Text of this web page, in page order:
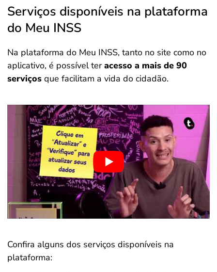
Serviços disponíveis na plataforma
do Meu INSS
Na plataforma do Meu INSS, tanto no site como no
aplicativo, é possível teracesso a mais de 90
serviços que facilitam a vida do cidadão.
Confira alguns dos serviços disponíveis na
plataforma: